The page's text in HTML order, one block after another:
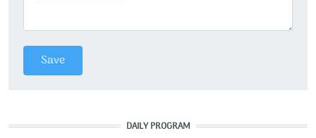
DAILY PROGRAM